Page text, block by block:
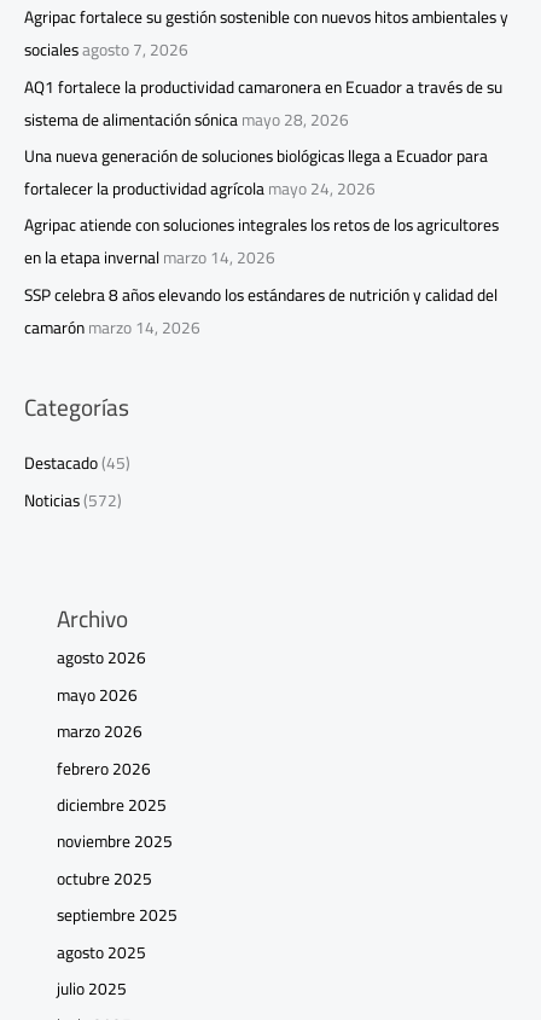
Agripac fortalece su gestión sostenible con nuevos hitos ambientales y
socialesagosto 7, 2026
AQ1 fortalece la productividad camaronera en Ecuador a través de su
sistema de alimentación sónicamayo 28, 2026
Una nueva generación de soluciones biológicas llega a Ecuador para
fortalecer la productividad agrícolamayo 24, 2026
Agripac atiende con soluciones integrales los retos de los agricultores
en la etapa invernalmarzo 14, 2026
SSP celebra 8 años elevando los estándares de nutrición y calidad del
camarónmarzo 14, 2026
Categorías
Destacado(45)
Noticias(572)
Archivo
agosto 2026
mayo 2026
marzo 2026
febrero 2026
diciembre 2025
noviembre 2025
octubre 2025
septiembre 2025
agosto 2025
julio 2025